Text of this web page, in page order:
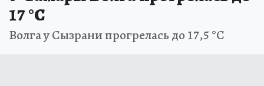
17 °C
Волга у Сызрани прогрелась до 17,5 °C